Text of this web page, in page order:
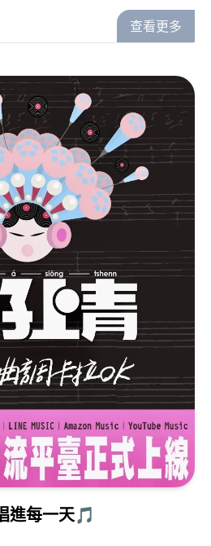
童歌仔戲—親子劇場匯演」，舉
人次參與，活動即將迎來第三
、宜蘭、彰化、嘉義及高雄，七
免費自由入場！ 臺灣歌仔戲推廣
童、教育及戲曲相關領域的專家
大家挑選適合親子們一起觀看的
劇團、奇巧劇團、明華園星字戲
明華園天字戲劇團、唐美雲歌仔
出順序）七大團隊，為小小觀眾
節目：有會說故事的綠雨傘、率
淚的石獅子、勇闖黑暗世界的婆
梨、愛嚇人的妖怪黑嚕嚕，還有
場場都是笑聲與感動兼具的戲曲
金會首度推出活動主題曲與主題
，希望藉由朗朗上口的歌曲營造
也將藉由「鴿仔」與「鴿姬」這
臺，搶先為大小朋友揭開「2026
。 而特別受親子們歡迎的免費藝
理：將推出一系列具地方特色包
唸歌，及特殊傳統工藝如竹編、
更加碼規劃「看戲集點，好禮雙
民眾。第一重：參與藝術體驗集
禮物；第二重：凡參與基金會主
子劇場匯演」及「囡仔ê歌仔戲
次，兌換活動專屬大禮包。 最
童歌仔戲—親子劇場匯演」圖
查看更多
進每一天🎵